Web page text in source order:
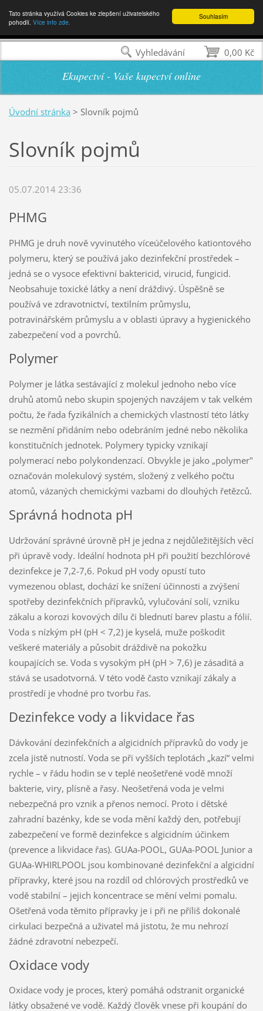
Souhlasím
Tato stránka využívá Cookies ke zlepšení uživatelského
pohodlí. Více info zde.
Ekupectví - Vaše kupectví online
Úvodní stránka > Slovník pojmů
Slovník pojmů
05.07.2014 23:36
PHMG
PHMG je druh nově vyvinutého víceúčelového kationtového
polymeru, který se používá jako dezinfekční prostředek –
jedná se o vysoce efektivní baktericid, virucid, fungicid.
Neobsahuje toxické látky a není dráždivý. Úspěšně se
používá ve zdravotnictví, textilním průmyslu,
potravinářském průmyslu a v oblasti úpravy a hygienického
zabezpečení vod a povrchů.
Polymer
Polymer je látka sestávající z molekul jednoho nebo více
druhů atomů nebo skupin spojených navzájem v tak velkém
počtu, že řada fyzikálních a chemických vlastností této látky
se nezmění přidáním nebo odebráním jedné nebo několika
konstitučních jednotek. Polymery typicky vznikají
polymerací nebo polykondenzací. Obvykle je jako „polymer"
označován molekulový systém, složený z velkého počtu
atomů, vázaných chemickými vazbami do dlouhých řetězců.
Správná hodnota pH
Udržování správné úrovně pH je jedna z nejdůležitějších věcí
při úpravě vody. Ideální hodnota pH při použití bezchlórové
dezinfekce je 7,2-7,6. Pokud pH vody opustí tuto
vymezenou oblast, dochází ke snížení účinnosti a zvýšení
spotřeby dezinfekčních přípravků, vylučování solí, vzniku
zákalu a korozi kovových dílu či blednutí barev plastu a fólií.
Voda s nízkým pH (pH < 7,2) je kyselá, muže poškodit
veškeré materiály a působit dráždivě na pokožku
koupajících se. Voda s vysokým pH (pH > 7,6) je zásaditá a
stává se usadotvorná. V této vodě často vznikají zákaly a
prostředí je vhodné pro tvorbu řas.
Dezinfekce vody a likvidace řas
Dávkování dezinfekčních a algicidních přípravků do vody je
zcela jistě nutností. Voda se při vyšších teplotách „kazí“ velmi
rychle – v řádu hodin se v teplé neošetřené vodě množí
bakterie, viry, plísně a řasy. Neošetřená voda je velmi
nebezpečná pro vznik a přenos nemocí. Proto i dětské
zahradní bazénky, kde se voda mění každý den, potřebují
zabezpečení ve formě dezinfekce s algicidním účinkem
(prevence a likvidace řas). GUAa-POOL, GUAa-POOL Junior a
GUAa-WHIRLPOOL jsou kombinované dezinfekční a algicidní
přípravky, které jsou na rozdíl od chlórových prostředků ve
vodě stabilní – jejich koncentrace se mění velmi pomalu.
Ošetřená voda těmito přípravky je i při ne příliš dokonalé
cirkulaci bezpečná a uživatel má jistotu, že mu nehrozí
žádné zdravotní nebezpečí.
Oxidace vody
Oxidace vody je proces, který pomáhá odstranit organické
látky obsažené ve vodě. Každý člověk vnese při koupání do
0,00 Kč
Vyhledávání